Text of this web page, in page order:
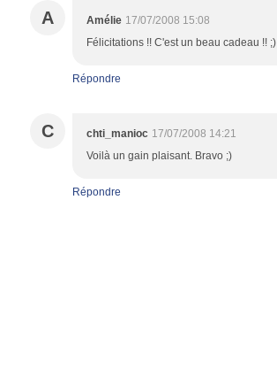
A Amélie 17/07/2008 15:08
Félicitations !! C'est un beau cadeau !! ;)
Répondre
C chti_manioc 17/07/2008 14:21
Voilà un gain plaisant. Bravo ;)
Répondre